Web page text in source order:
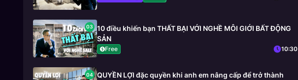
03
10 điều khiến bạn THẤT BẠI VỚI NGHỀ MÔI GIỚI BẤT ĐỘNG
SẢN
Free 10:30
04
QUYỀN LỢI đặc quyền khi anh em nâng cấp để trở thành